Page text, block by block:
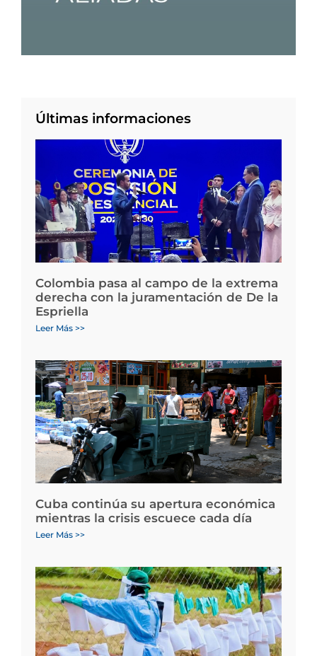
Últimas informaciones
Colombia pasa al campo de la extrema
derecha con la juramentación de De la
Espriella
Leer Más >>
Cuba continúa su apertura económica
mientras la crisis escuece cada día
Leer Más >>